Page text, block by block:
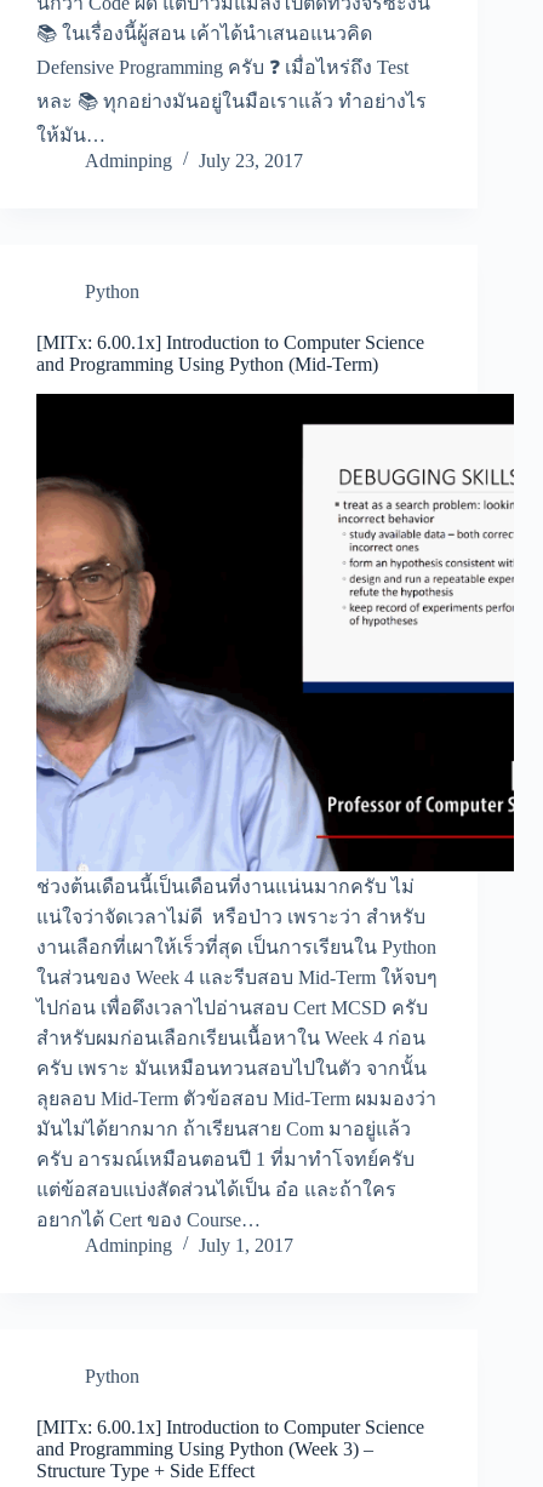
📚 ในเรื่องนี้ผู้สอน เค้าได้นำเสนอแนวคิด
Defensive Programming ครับ ❓ เมื่อไหร่ถึง Test
หละ 📚 ทุกอย่างมันอยู่ในมือเราแล้ว ทำอย่างไร
ให้มัน…
Adminping
July 23, 2017
Python
[MITx: 6.00.1x] Introduction to Computer Science
and Programming Using Python (Mid-Term)
ช่วงต้นเดือนนี้เป็นเดือนที่งานแน่นมากครับ ไม่
แน่ใจว่าจัดเวลาไม่ดี หรือป่าว เพราะว่า สำหรับ
งานเลือกที่เผาให้เร็วที่สุด เป็นการเรียนใน Python
ในส่วนของ Week 4 และรีบสอบ Mid-Term ให้จบๆ
ไปก่อน เพื่อดึงเวลาไปอ่านสอบ Cert MCSD ครับ
สำหรับผมก่อนเลือกเรียนเนื้อหาใน Week 4 ก่อน
ครับ เพราะ มันเหมือนทวนสอบไปในตัว จากนั้น
ลุยลอบ Mid-Term ตัวข้อสอบ Mid-Term ผมมองว่า
มันไม่ได้ยากมาก ถ้าเรียนสาย Com มาอยู่แล้ว
ครับ อารมณ์เหมือนตอนปี 1 ที่มาทำโจทย์ครับ
แต่ข้อสอบแบ่งสัดส่วนได้เป็น อ๋อ และถ้าใคร
อยากได้ Cert ของ Course…
Adminping
July 1, 2017
Python
[MITx: 6.00.1x] Introduction to Computer Science
and Programming Using Python (Week 3) –
Structure Type + Side Effect